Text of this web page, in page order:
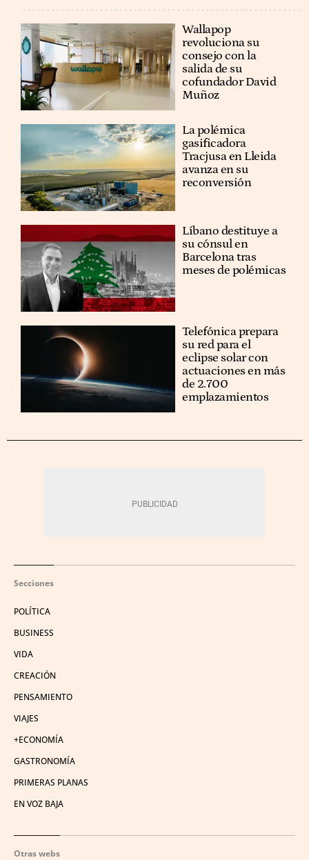
Wallapop
revoluciona su
consejo con la
salida de su
cofundador David
Muñoz
La polémica
gasificadora
Tracjusa en Lleida
avanza en su
reconversión
Líbano destituye a
su cónsul en
Barcelona tras
meses de polémicas
Telefónica prepara
su red para el
eclipse solar con
actuaciones en más
de 2.700
emplazamientos
Secciones
POLÍTICA
BUSINESS
VIDA
CREACIÓN
PENSAMIENTO
VIAJES
+ECONOMÍA
GASTRONOMÍA
PRIMERAS PLANAS
EN VOZ BAJA
Otras webs